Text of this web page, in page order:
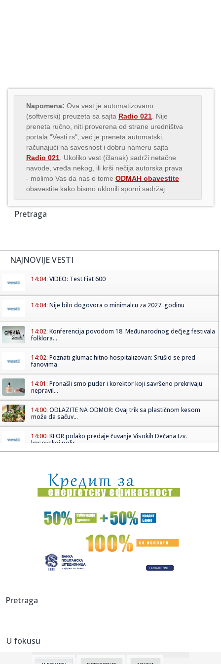
Napomena: Ova vest je automatizovano
(softverski) preuzeta sa sajta Radio 021 . Nije
preneta ručno, niti proverena od strane uredništva
portala "Vesti.rs", već je preneta automatski,
računajući na savesnost i dobru nameru sajta
Radio 021 . Ukoliko vest (članak) sadrži netačne
navode, vređa nekog, ili krši nečija autorska prava
- molimo Vas da nas o tome ODMAH obavestite
obavestite kako bismo uklonili sporni sadržaj.
Pretraga
NAJNOVIJE VESTI
14:04: VIDEO: Test Fiat 600
14:04: Nije bilo dogovora o minimalcu za 2027. godinu
14:02: Konferencija povodom 18. Međunarodnog dečjeg festivala
folklora...
14:02: Poznati glumac hitno hospitalizovan: Srušio se pred
fanovima
14:01: Pronašli smo puder i korektor koji savršeno prekrivaju
nepravil...
14:00: ODLAZITE NA ODMOR: Ovaj trik sa plastičnom kesom
može da sačuv...
14:00: KFOR polako predaje čuvanje Visokih Dečana tzv.
kosovskoj polic...
14:00:Opšta bolnica u Senti dobija novo krilo: Investicija 1,5
milijar...
14:00:Pozdrav novom valu: Koncert u Tvornici kulture 5. rujna
Svi ovo bacaju, a on sakuplja i mlati pare: Penzioner svakog
13:57:Predsednik ukrajinskog parlamentarnog odbora
FAP
13:47:
Pretraga
U fokusu